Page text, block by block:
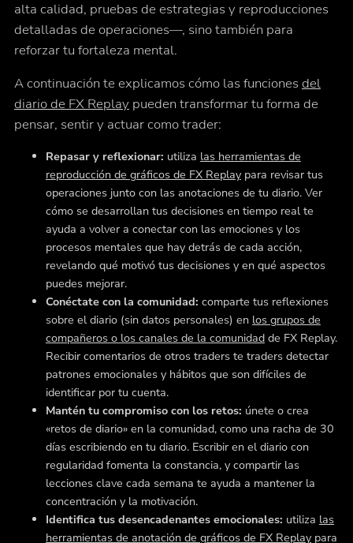
alta calidad, pruebas de estrategias y reproducciones
detalladas de operaciones—, sino también para
reforzar tu fortaleza mental.
A continuación te explicamos cómo las funciones del
diario de FX Replay pueden transformar tu forma de
pensar, sentir y actuar como trader:
Repasar y reflexionar: utiliza las herramientas de
reproducción de gráficos de FX Replaypara revisar tus
operaciones junto con las anotaciones de tu diario. Ver
cómo se desarrollan tus decisiones en tiempo real te
ayuda a volver a conectar con las emociones y los
procesos mentales que hay detrás de cada acción,
revelando qué motivó tus decisiones y en qué aspectos
puedes mejorar.
Conéctate con la comunidad: comparte tus reflexiones
sobre el diario (sin datos personales) en los grupos de
compañeros o los canales de la comunidadde FX Replay.
Recibir comentarios de otros traders te traders detectar
patrones emocionales y hábitos que son difíciles de
identificar por tu cuenta.
Mantén tu compromiso con los retos: únete o crea
«retos de diario» en la comunidad, como una racha de 30
días escribiendo en tu diario. Escribir en el diario con
regularidad fomenta la constancia, y compartir las
lecciones clave cada semana te ayuda a mantener la
concentración y la motivación.
Identifica tus desencadenantes emocionales: utiliza las
herramientas de anotación de gráficos de FX Replaypara